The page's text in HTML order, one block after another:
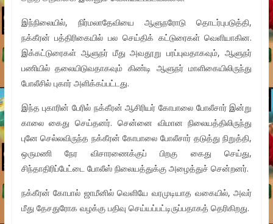
இந்நிலையில், நிர்மலாதேவியை ஆளுநரோடு தொடர்புபடுத்தி,
நக்கீரன் பத்திரிகையில் பல செய்திக் கட்டுரைகள் வெளியாகின.
இக்கட்டுரைகள் ஆளுநர் மீது அவதூறு பரப்புவதாகவும், ஆளுநர்
பணியில் தலையிடுவதாகவும் கிண்டி ஆளுநர் மாளிகையிலிருந்து
போலீசில் புகார் அளிக்கப்பட்டது.
இந்த புகாரின் பேரில் நக்கீரன் ஆசிரியர் கோபாலை போலீசார் இன்று
காலை கைது செய்தனர். சென்னை விமான நிலையத்திலிருந்து
புனே செல்லவிருந்த நக்கீரன் கோபாலை போலீசார் தடுத்து நிறுத்தி,
ஒருமணி நேர விசாரணைக்குப் பிறகு கைது செய்து,
சிந்தாதிரிப்பேட்டை போலீஸ் நிலையத்துக்கு அழைத்துச் சென்றனர்.
நக்கீரன் கோபால் ஜாமீனில் வெளியே வரமுடியாத வகையில், அவர்
மீது தேசதுரோக வழக்கு பதிவு செய்யப்பட்டிருப்பதாகத் தெரிகிறது.